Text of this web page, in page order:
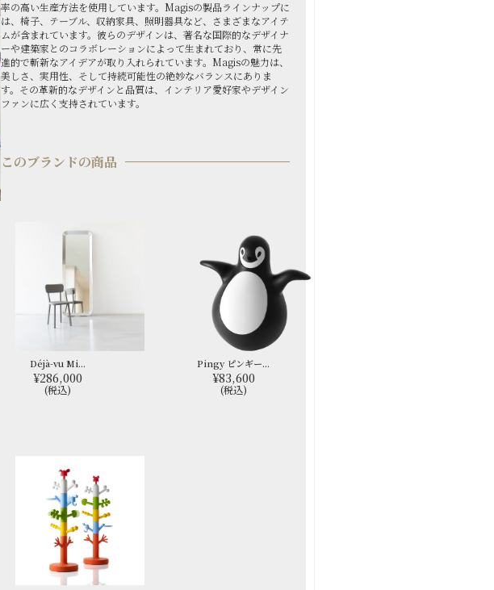
率の高い生産方法を使用しています。Magisの製品ラインナップに
は、椅子、テーブル、収納家具、照明器具など、さまざまなアイテ
ムが含まれています。彼らのデザインは、著名な国際的なデザイナ
ーや建築家とのコラボレーションによって生まれており、常に先
進的で斬新なアイデアが取り入れられています。Magisの魅力は、
美しさ、実用性、そして持続可能性の絶妙なバランスにありま
す。その革新的なデザインと品質は、インテリア愛好家やデザイン
ファンに広く支持されています。
このブランドの商品
Déjà-vu Mi...
¥286,000
(税込)
Pingy ピンギー...
¥83,600
(税込)